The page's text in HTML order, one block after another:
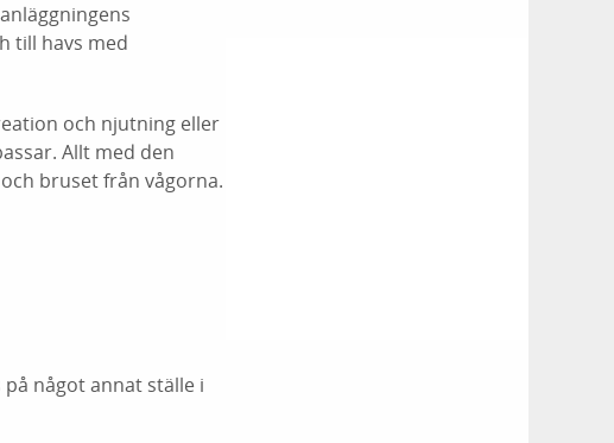
till havs med
och njutning eller
Allt med den
bruset från vågorna.
något annat ställe i